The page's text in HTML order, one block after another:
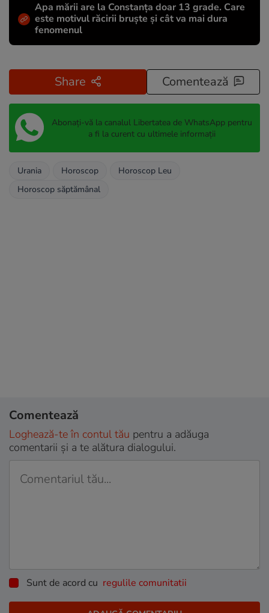
Apa mării are la Constanța doar 13 grade. Care
este motivul răcirii bruște și cât va mai dura
fenomenul
Share Comentează
Abonați-vă la canalul Libertatea de WhatsApp pentru
a fi la curent cu ultimele informații
Urania Horoscop
Horoscop Leu
Horoscop săptămânal
Comentează
Loghează-te în contul tău pentru a adăuga
comentarii și a te alătura dialogului.
Sunt de acord cu regulile comunitatii